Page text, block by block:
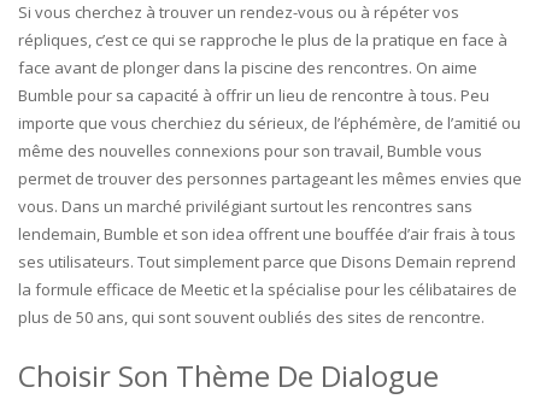
Si vous cherchez à trouver un rendez-vous ou à répéter vos
répliques, c’est ce qui se rapproche le plus de la pratique en face à
face avant de plonger dans la piscine des rencontres. On aime
Bumble pour sa capacité à offrir un lieu de rencontre à tous. Peu
importe que vous cherchiez du sérieux, de l’éphémère, de l’amitié ou
même des nouvelles connexions pour son travail, Bumble vous
permet de trouver des personnes partageant les mêmes envies que
vous. Dans un marché privilégiant surtout les rencontres sans
lendemain, Bumble et son idea offrent une bouffée d’air frais à tous
ses utilisateurs. Tout simplement parce que Disons Demain reprend
la formule efficace de Meetic et la spécialise pour les célibataires de
plus de 50 ans, qui sont souvent oubliés des sites de rencontre.
Choisir Son Thème De Dialogue